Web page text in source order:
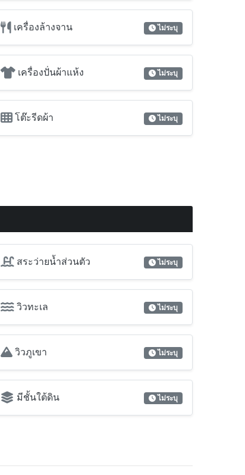
เครื่องล้างจาน ไม่ระบุ
เครื่องปั่นผ้าแห้ง ไม่ระบุ
โต๊ะรีดผ้า ไม่ระบุ
สระว่ายน้ำส่วนตัว ไม่ระบุ
วิวทะเล ไม่ระบุ
วิวภูเขา ไม่ระบุ
มีชั้นใต้ดิน ไม่ระบุ